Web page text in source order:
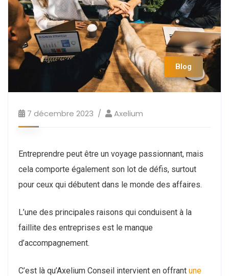
Blog
7 décembre 2023 Axelium
Entreprendre peut être un voyage passionnant, mais
cela comporte également son lot de défis, surtout
pour ceux qui débutent dans le monde des affaires.
L’une des principales raisons qui conduisent à la
faillite des entreprises est le manque
d’accompagnement.
C’est là qu’Axelium Conseil intervient en offrant une